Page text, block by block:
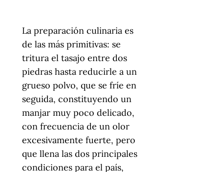
La preparación culinaria es
de las más primitivas: se
tritura el tasajo entre dos
piedras hasta reducirle a un
grueso polvo, que se fríe en
seguida, constituyendo un
manjar muy poco delicado,
con frecuencia de un olor
excesivamente fuerte, pero
que llena las dos principales
condiciones para el país,